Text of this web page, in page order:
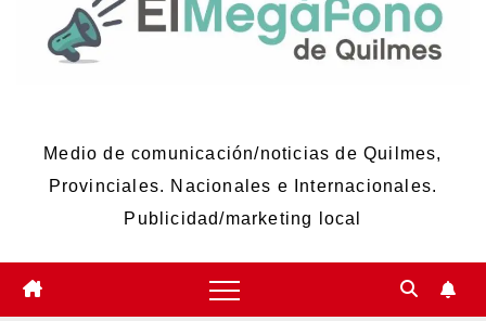
Medio de comunicación/noticias de Quilmes,
Provinciales. Nacionales e Internacionales.
Publicidad/marketing local